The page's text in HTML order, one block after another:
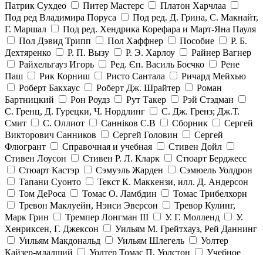
Патрик Сухдео
Питер Мастерс
Платон Харчлаа
Под ред Владимира Поруса
Под ред. Д. Грина, С. Макнайт,
Г. Маршал
Под ред. Хендрика Корефара и Март-Яна Пауля
Пол Дэвид Трипп
Пол Хаффнер Пособие
Р. Б.
Дехтяренко
Р. П. Вызу Р. Э. Харлоу
Райнер Вагнер
Райхельгауз Игорь
Ред. Єп. Василь Боєчко
Рене
Паш
Рик Корниш Ристо Сантала
Ричард Мейхью
Роберт Бакхаус
Роберт Дж. Шрайтер
Роман
Бартницкий
Рон Роудз Рут Такер
Рэй Стэдман
С. Гренц, Д. Гурецки, Ч. Нордлинг
С. Дж. Гренз; Дж.Т.
Смит
С. Оллиот Санніков С.В Сборник
Сергей
Викторович Санников
Сергей Головин
Сергей
Флюгрант
Справочная и учебная
Стивен Дойл
Стивен Лоусон
Стивен Р. Л. Кларк
Стюарт Берджесс
Стюарт Кастэр
Сэмуэль Жарден
Сэмюель Уолдрон
Тапани Суонто
Текст К. Маккензи, илл. Д. Андерсон
Том ДеРоса
Томас О. Ламбдин
Томас Трибелхорн
Тревон Маклуейн, Нэнси Эверсон
Тревор Кулинг,
Марк Грин
Тремпер Лонгман III У. Г. Молленд
У.
Хенриксен, Г. Джексон
Уильям М. Грейтхауз, Рей Даннинг
Уильям Макдональд
Уильям Шлегель
Уолтер
Кайзер-младший
Уолтер Томас П. Уолстон Учебное